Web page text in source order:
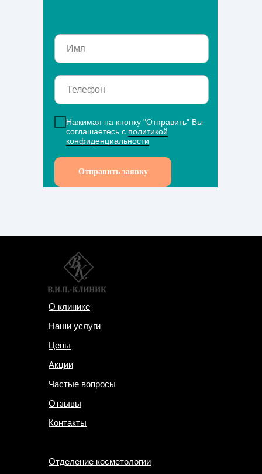
Нажимая на кнопку "Отправить" Вы
соглашаетесь с политикой
конфиденциальности
Отправить заявку
О клинике
Отделение косметологии
Отзывы
Цены
Акции
Частые вопросы
Контакты
Наши услуги